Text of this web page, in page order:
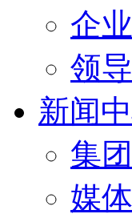
企
领
新闻
集
媒